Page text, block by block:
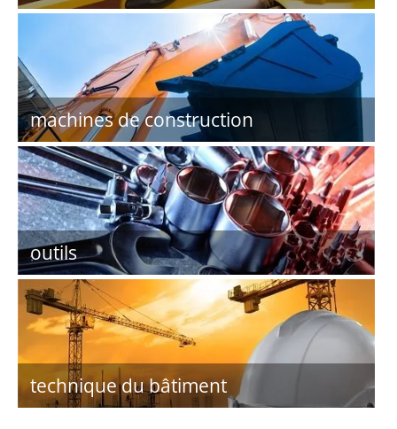
machines de construction
outils
technique du bâtiment